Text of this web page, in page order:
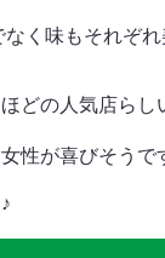
なく味もそれぞ
どの人気店らし
性が喜びそうで